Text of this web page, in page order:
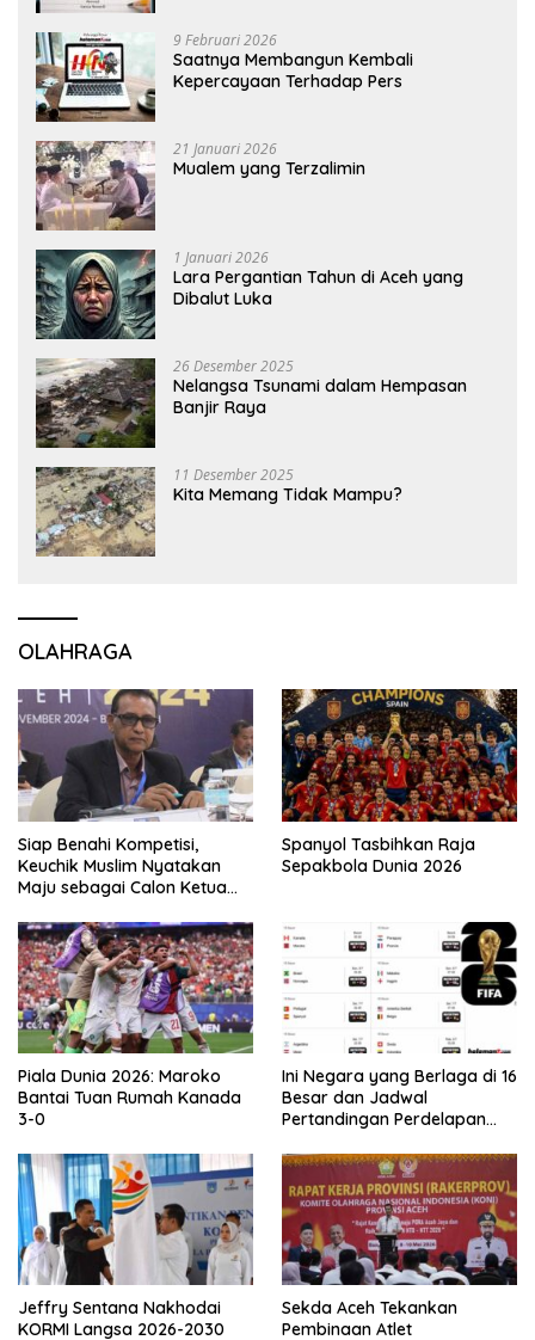
9 Februari 2026
Saatnya Membangun Kembali
Kepercayaan Terhadap Pers
21 Januari 2026
Mualem yang Terzalimin
1 Januari 2026
Lara Pergantian Tahun di Aceh yang
Dibalut Luka
26 Desember 2025
Nelangsa Tsunami dalam Hempasan
Banjir Raya
11 Desember 2025
Kita Memang Tidak Mampu?
OLAHRAGA
Siap Benahi Kompetisi,
Keuchik Muslim Nyatakan
Maju sebagai Calon Ketua
Spanyol Tasbihkan Raja
Sepakbola Dunia 2026
Piala Dunia 2026: Maroko
Bantai Tuan Rumah Kanada
3-0
Ini Negara yang Berlaga di 16
Besar dan Jadwal
Pertandingan Perdelapan
Jeffry Sentana Nakhodai
KORMI Langsa 2026-2030
Sekda Aceh Tekankan
Pembinaan Atlet